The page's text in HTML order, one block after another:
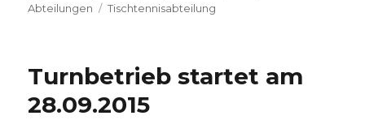
am
Abteilungen
Schlagwörter
Tischtennisabteilung
Turnbetrieb startet am
28.09.2015